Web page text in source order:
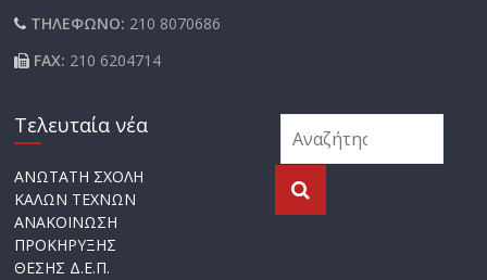
ΤΗΛΕΦΩΝΟ: 210 8070686
FAX: 210 6204714
Τελευταία νέα
ΑΝΩΤΑΤΗ ΣΧΟΛΗ
ΚΑΛΩΝ ΤΕΧΝΩΝ
ΑΝΑΚΟΙΝΩΣΗ
ΠΡΟΚΗΡΥΞΗΣ
ΘΕΣΗΣ Δ.Ε.Π.